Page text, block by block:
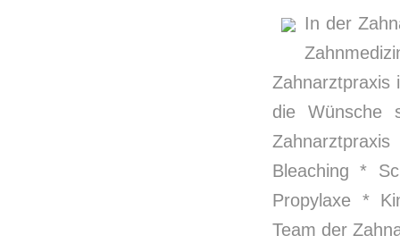
In der
Zahnarztpraxis
die Wünsche
Bleaching *
Propylaxe *
Team der